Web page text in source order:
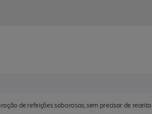
de refeições saborosas, sem precisar de